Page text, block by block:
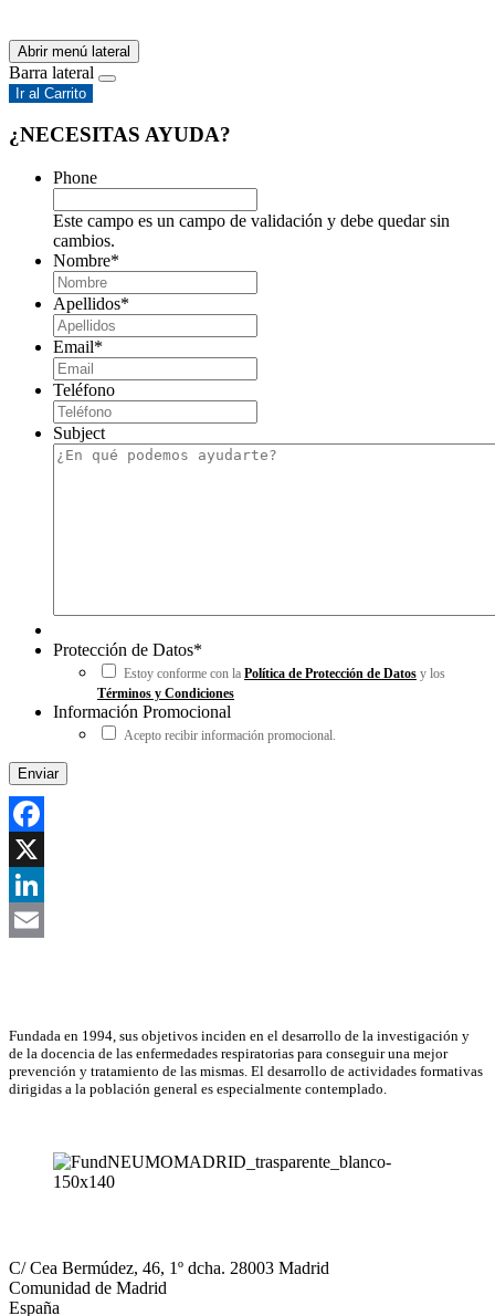
Abrir menú lateral
Barra lateral
Ir al Carrito
¿NECESITAS AYUDA?
Phone
Este campo es un campo de validación y debe quedar sin
cambios.
Nombre*
Apellidos*
Email*
Teléfono
Subject
Protección de Datos*
Estoy conforme con la Política de Protección de Datos y los
Términos y Condiciones
Información Promocional
Acepto recibir información promocional.
Facebook
X
LinkedIn
Fundada en 1994, sus objetivos inciden en el desarrollo de la investigación y
de la docencia de las enfermedades respiratorias para conseguir una mejor
prevención y tratamiento de las mismas. El desarrollo de actividades formativas
dirigidas a la población general es especialmente contemplado.
C/ Cea Bermúdez, 46, 1º dcha. 28003 Madrid
Comunidad de Madrid
España